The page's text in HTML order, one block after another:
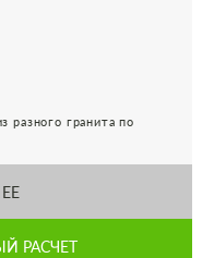
разного гранита по
РАСЧЕТ